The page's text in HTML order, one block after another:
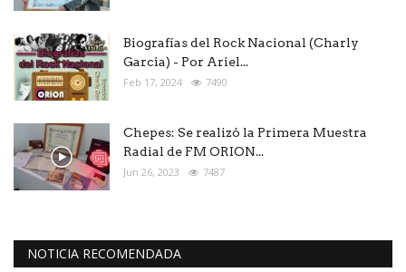
Biografías del Rock Nacional (Charly
Garcia) - Por Ariel...
Feb 17, 2024 7490
Chepes: Se realizó la Primera Muestra
Radial de FM ORION...
Jun 26, 2023 7487
NOTICIA RECOMENDADA